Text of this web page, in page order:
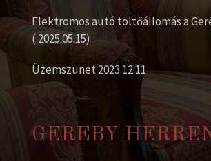
Elektromos autó töltőállomás a
( 2025.05.15)
Üzemszünet 2023.12.11
GEREBY